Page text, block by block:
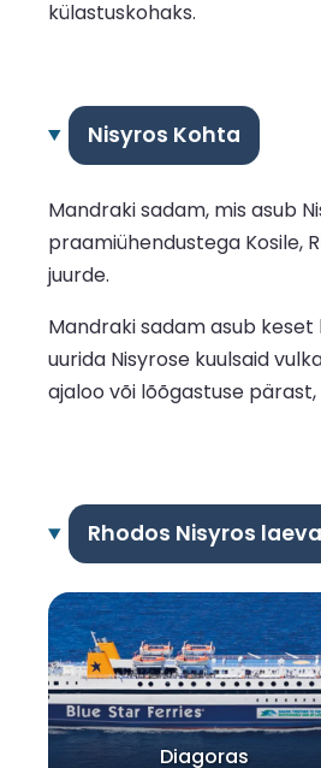
külastuskohaks.
Nisyros Kohta
Mandraki sadam, mis asub
praamiühendustega Kosile,
juurde.
Mandraki sadam asub
uurida Nisyrose kuulsaid
ajaloo või lõõgastuse
Rhodos Nisyros
Diagoras